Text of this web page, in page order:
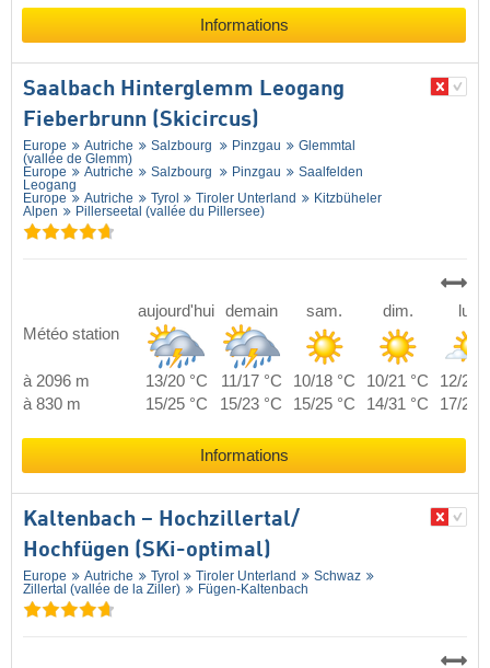
Informations
Saalbach Hinterglemm Leogang
Fieberbrunn (Skicircus)
Europe Autriche Salzbourg Pinzgau
Glemmtal
(vallée de Glemm)
Europe
Autriche Salzbourg Pinzgau
Saalfelden
Leogang
Europe
Autriche Tyrol Tiroler Unterland
Kitzbüheler
Alpen
Pillerseetal (vallée du Pillersee)
Météo station
aujourd'hui demain sam. dim. lun.
à 2096 m 13/20 °C 11/17 °C 10/18 °C 10/21 °C
12/21
à 830 m
15/25 °C 15/23 °C 15/25 °C 14/31 °C 17/29
Informations
Kaltenbach – Hochzillertal/​
Hochfügen (SKi-optimal)
Europe Autriche Tyrol Tiroler Unterland
Schwaz
Zillertal (vallée de la Ziller)
Fügen-Kaltenbach